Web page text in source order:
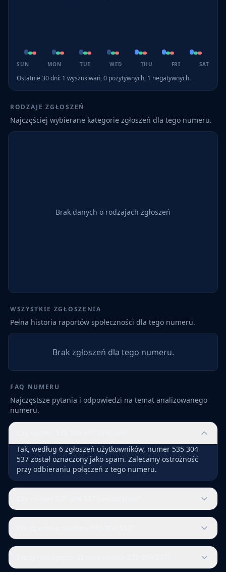
SUN MON TUE WED THU FRI SAT
Ostatnie 30 dni: 1 wyszukiwań,0 pozytywnych, 1 negatywnych.
RODZAJE ZGŁOSZEŃ
Najczęściej wybierane kategorie zgłoszeń dla tego numeru.
Brak danych o rodzajach zgłoszeń
WSZYSTKIE ZGŁOSZENIA
Pełna historia raportów społeczności dla tego numeru.
Brak zgłoszeń dla tego numeru.
FAQ NUMERU
Najczęstsze pytania i odpowiedzi na temat analizowanego
numeru.
Tak, według 6 zgłoszeń użytkowników, numer 535 304
537 został oznaczony jako spam. Zalecamy ostrożność
przy odbieraniu połączeń z tego numeru.